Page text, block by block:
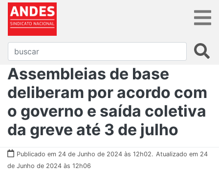
Assembleias de base
deliberam por acordo com
o governo e saída coletiva
da greve até 3 de julho
Publicado em 24 de Junho de 2024 às 12h02. Atualizado em 24
de Junho de 2024 às 12h06